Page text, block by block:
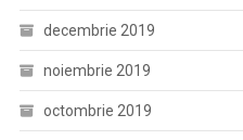
decembrie 2019
noiembrie 2019
octombrie 2019